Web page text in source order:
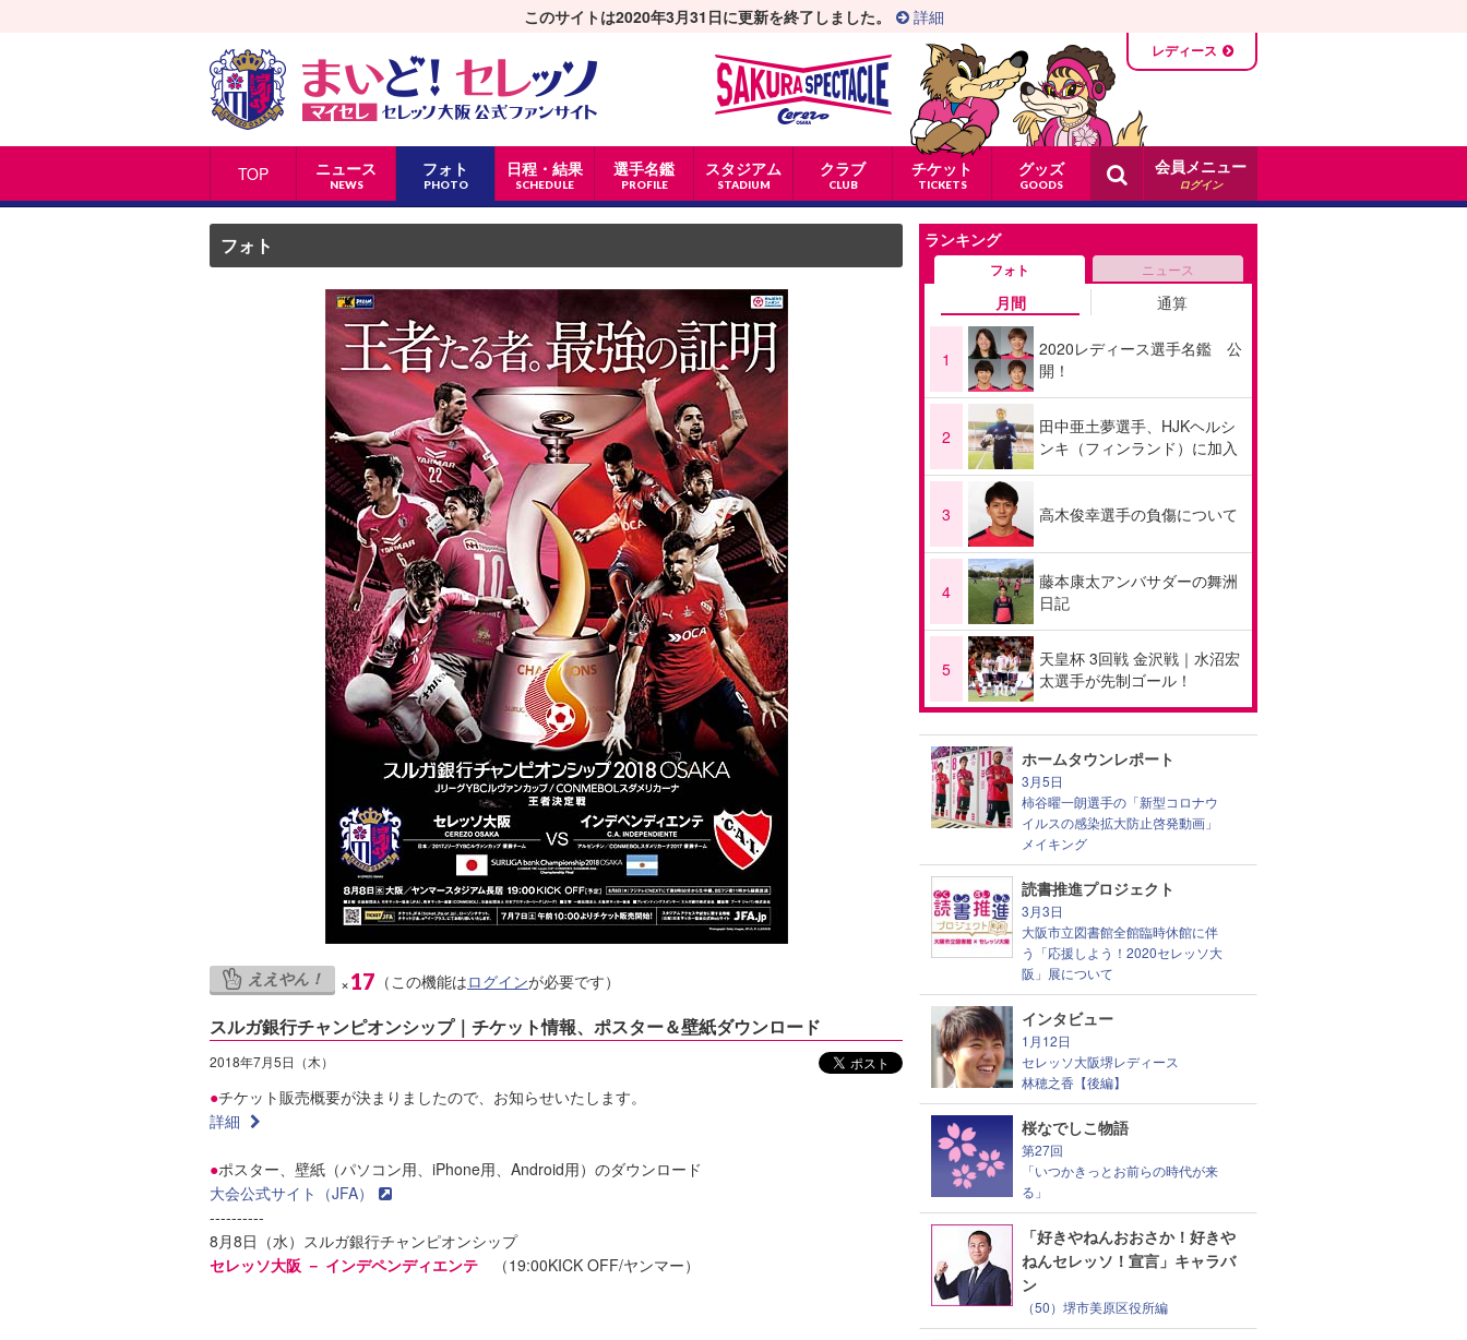
TOP ニュース
NEWS
フォト
PHOTO
日程・結果
SCHEDULE
選手名鑑
PROFILE
スタジアム
STADIUM
クラブ
CLUB
チケット
TICKETS
グッズ
GOODS
このサイトは2020年3月31日に更新を終了しました。 詳細
レディース
会員メニュー
ログイン
フォト
ええやん！ ×17 （この機能はログインが必要です）
スルガ銀行チャンピオンシップ｜チケット情報、ポスター＆壁紙ダウンロード
2018年7月5日（木）
●チケット販売概要が決まりましたので、お知らせいたします。
詳細
●ポスター、壁紙（パソコン用、iPhone用、Android用）のダウンロード
大会公式サイト（JFA）
----------
8月8日（水）スルガ銀行チャンピオンシップ
セレッソ大阪 － インデペンディエンテ （19:00KICK OFF/ヤンマー）
ランキング
フォト ニュース
月間 通算
1
2020レディース選手名鑑 公
開！
2
田中亜土夢選手、HJKヘルシ
ンキ（フィンランド）に加入
3 高木俊幸選手の負傷について
4
藤本康太アンバサダーの舞洲
日記
5
天皇杯 3回戦 金沢戦｜水沼宏
太選手が先制ゴール！
ホームタウンレポート
3月5日
柿谷曜一朗選手の「新型コロナウ
イルスの感染拡大防止啓発動画」
メイキング
読書推進プロジェクト
3月3日
大阪市立図書館全館臨時休館に伴
う「応援しよう！2020セレッソ大
阪」展について
インタビュー
1月12日
セレッソ大阪堺レディース
林穂之香【後編】
桜なでしこ物語
第27回
「いつかきっとお前らの時代が来
る」
「好きやねんおおさか！好きや
ねんセレッソ！宣言」キャラバ
ン
（50）堺市美原区役所編